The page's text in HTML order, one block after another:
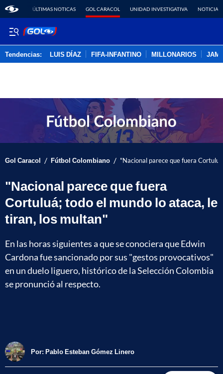
ÚLTIMAS NOTICAS GOL CARACOL UNIDAD INVESTIGATIVA NOTICIAS
Tendencias: LUIS DÍAZ FIFA-INFANTINO MILLONARIOS
Gol Caracol / Fútbol Colombiano / "Nacional parece que fuera
"Nacional parece que fuera
Cortuluá; todo el mundo lo ataca, le
tiran, los multan"
En las horas siguientes a que se conociera que Edwin
Cardona fue sancionado por sus "gestos provocativos"
en un duelo liguero, histórico de la Selección Colombia
se pronunció al respecto.
Por: Pablo Esteban Gómez Linero